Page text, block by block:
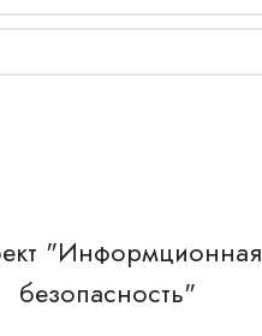
"Информционная
безопасность"